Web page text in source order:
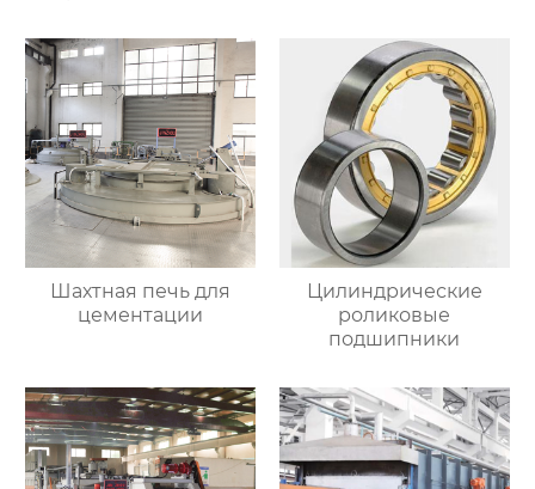
автоматизированная
газовая
нагревательная печь
для ковки
Шахтная печь для
цементации
Цилиндрические
роликовые
подшипники